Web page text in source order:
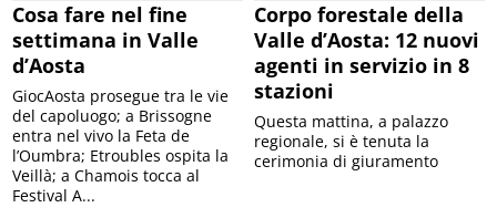
Cosa fare nel fine
settimana in Valle
d’Aosta
GiocAosta prosegue tra le vie
del capoluogo; a Brissogne
entra nel vivo la Feta de
l’Oumbra; Etroubles ospita la
Veillà; a Chamois tocca al
Festival A...
Corpo forestale della
Valle d’Aosta: 12 nuovi
agenti in servizio in 8
stazioni
Questa mattina, a palazzo
regionale, si è tenuta la
cerimonia di giuramento